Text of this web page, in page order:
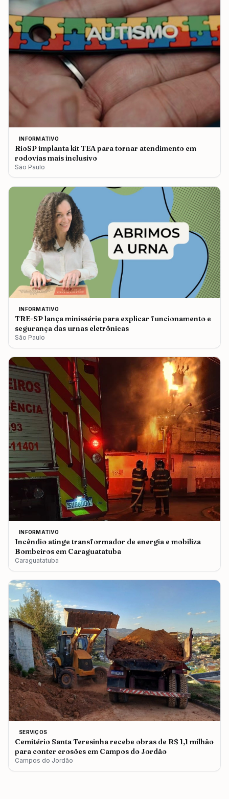
INFORMATIVO
RioSP implanta kit TEA para tornar atendimento em
rodovias mais inclusivo
São Paulo
INFORMATIVO
TRE-SP lança minissérie para explicar funcionamento e
segurança das urnas eletrônicas
São Paulo
INFORMATIVO
Incêndio atinge transformador de energia e mobiliza
Bombeiros em Caraguatatuba
Caraguatatuba
SERVIÇOS
Cemitério Santa Teresinha recebe obras de R$ 1,1 milhão
para conter erosões em Campos do Jordão
Campos do Jordão